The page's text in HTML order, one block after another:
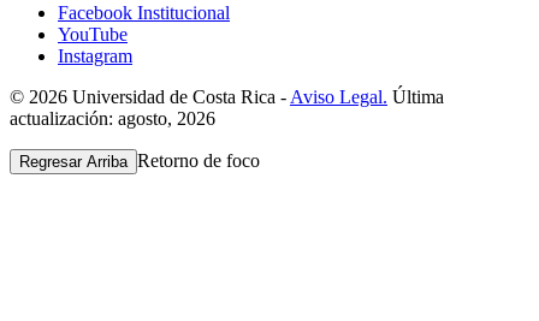
Facebook Institucional
YouTube
Instagram
© 2026 Universidad de Costa Rica - Aviso Legal. Última
actualización: agosto, 2026
Regresar Arriba Retorno de foco